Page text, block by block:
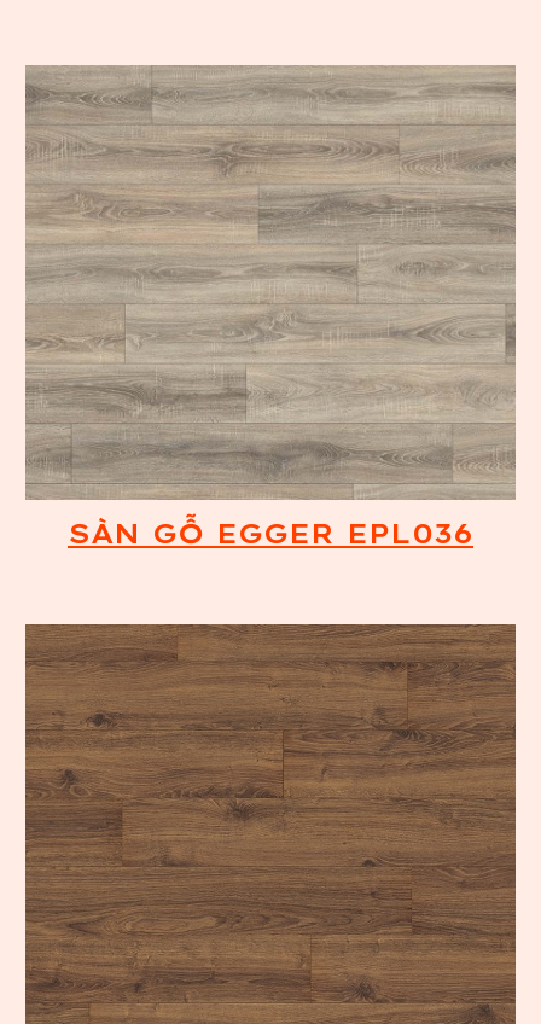
SÀN GỖ EGGER EPL036